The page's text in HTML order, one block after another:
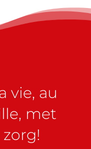
vie, au
met